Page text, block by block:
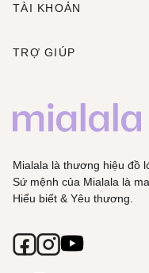
TÀI KHOẢN
TRỢ GIÚP
Mialala là thương hiệu đồ
Sứ mệnh của Mialala là
Hiểu biết & Yêu thương.